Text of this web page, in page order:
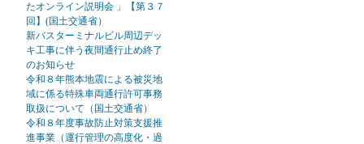
たオンライン説明会 」【第３７
回】(国土交通省）
新バスターミナルビル周辺デッ
キ工事に伴う夜間通行止め終了
のお知らせ
令和８年熊本地震による被災地
域に係る特殊車両通行許可事務
取扱について（国土交通省）
令和８年度事故防止対策支援推
進事業（運行管理の高度化・過